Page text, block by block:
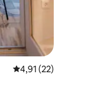
4,91 de uma
4,91 (22)